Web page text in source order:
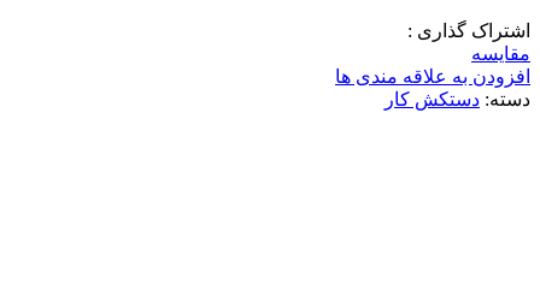
اشتراک گذاری :
مقایسه
افزودن به علاقه مندی ها
دسته: دستکش کار